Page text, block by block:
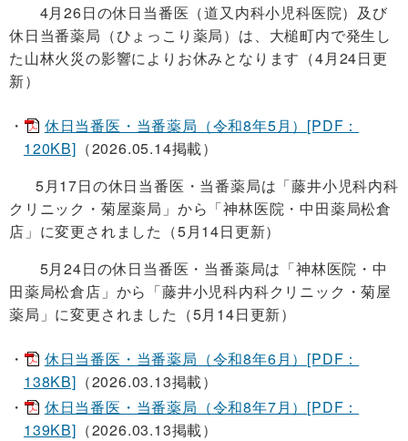
4月26日の休日当番医（道又内科小児科医院）及び
休日当番薬局（ひょっこり薬局）は、大槌町内で発生し
た山林火災の影響によりお休みとなります（4月24日更
新）
休日当番医・当番薬局（令和8年5月）[PDF：
120KB] （2026.05.14掲載）
5月17日の休日当番医・当番薬局は 「藤井小児科内科
クリニック・菊屋薬局」から「神林医院・中田薬局松倉
店」に変更されました（5月14日更新）
5月24日の休日当番医・当番薬局は「神林医院・中
田薬局松倉店」から「藤井小児科内科クリニック・菊屋
薬局」に変更されました（5月14日更新）
休日当番医・当番薬局（令和8年6月）[PDF：
138KB] （2026.03.13掲載）
休日当番医・当番薬局（令和8年7月）[PDF：
139KB] （2026.03.13掲載）